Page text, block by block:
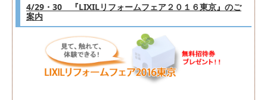
4/29・30 『LIXILリフォームフェア２０１６東京』のご
案内